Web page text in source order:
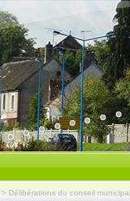
> Délibérations du conseil